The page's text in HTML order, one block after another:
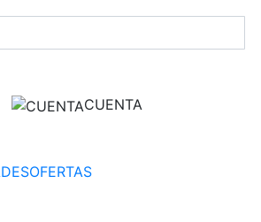
CUENTA
OFERTAS